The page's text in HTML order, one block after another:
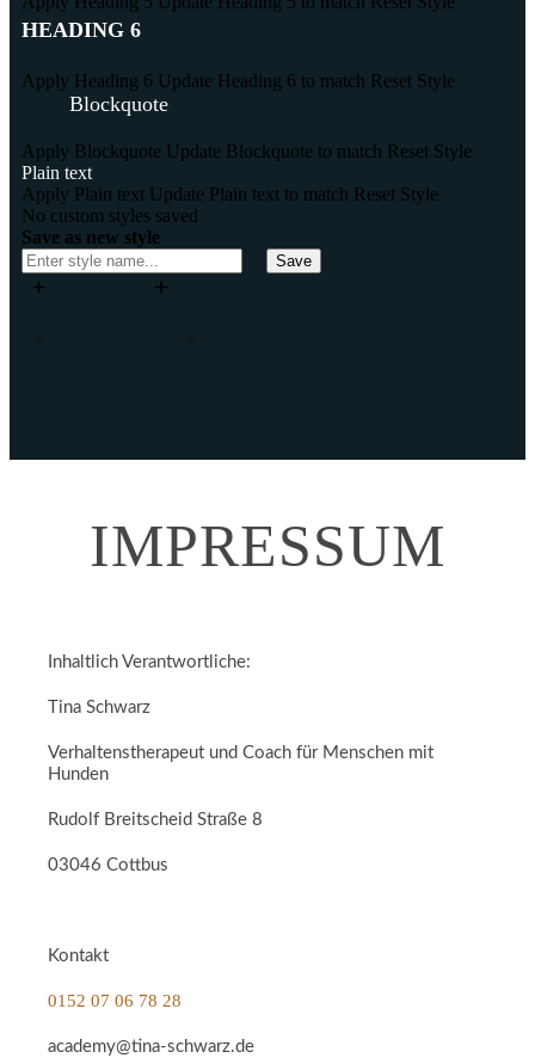
HEADING 6
Apply Heading 6 Update Heading 6 to match Reset Style
Blockquote
Apply Blockquote Update Blockquote to match Reset Style
Plain text
Apply Plain text Update Plain text to match Reset Style
No custom styles saved
Save as new style
Save
IMPRESSUM
Inhaltlich Verantwortliche:
Tina Schwarz
Verhaltenstherapeut und Coach für Menschen mit
Hunden
Rudolf Breitscheid Straße 8
03046 Cottbus
Kontakt
0152 07 06 78 28
academy@tina-schwarz.de